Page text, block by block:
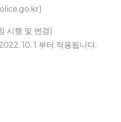
시행 및 변경)
10. 1 부터 적용됩니다.